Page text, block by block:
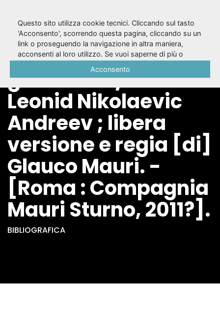
Quello che prende
gli schiaffi / da
Leonid Nikolaevic
Andreev ; libera
versione e regia [di]
Glauco Mauri. -
[Roma : Compagnia
Mauri Sturno, 2011?].
BIBLIOGRAFICA
Questo sito utilizza cookie tecnici. Cliccando sul tasto
'Acconsento', scorrendo questa pagina, cliccando su un
link o proseguendo la navigazione in altra maniera,
acconsenti al loro utilizzo. Se vuoi saperne di più o
Acconsento